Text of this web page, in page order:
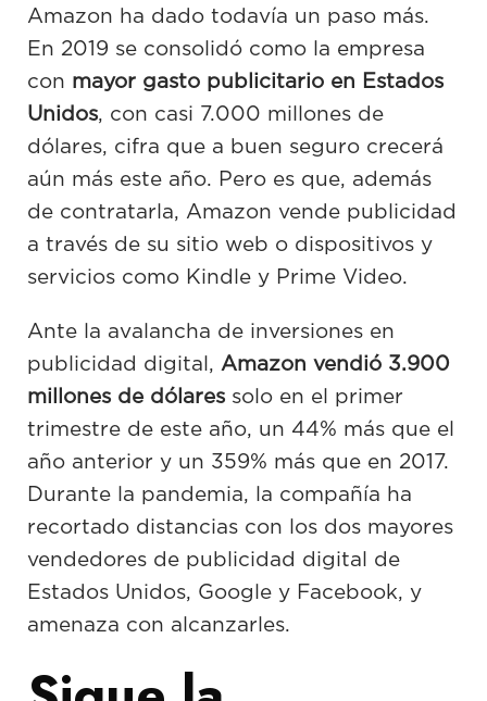
Amazon ha dado todavía un paso más.
En 2019 se consolidó como la empresa
con mayor gasto publicitario en Estados
Unidos, con casi 7.000 millones de
dólares, cifra que a buen seguro crecerá
aún más este año. Pero es que, además
de contratarla, Amazon vende publicidad
a través de su sitio web o dispositivos y
servicios como Kindle y Prime Video.
Ante la avalancha de inversiones en
publicidad digital, Amazon vendió 3.900
millones de dólares solo en el primer
trimestre de este año, un 44% más que el
año anterior y un 359% más que en 2017.
Durante la pandemia, la compañía ha
recortado distancias con los dos mayores
vendedores de publicidad digital de
Estados Unidos, Google y Facebook, y
amenaza con alcanzarles.